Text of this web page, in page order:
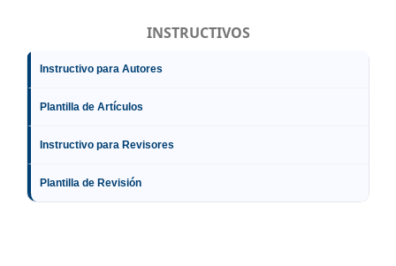
INSTRUCTIVOS
Instructivo para Autores
Plantilla de Artículos
Instructivo para Revisores
Plantilla de Revisión